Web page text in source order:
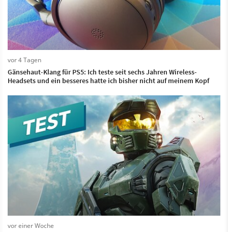
vor 4 Tagen
Gänsehaut-Klang für PS5: Ich teste seit sechs Jahren Wireless-
Headsets und ein besseres hatte ich bisher nicht auf meinem Kopf
vor einer Woche